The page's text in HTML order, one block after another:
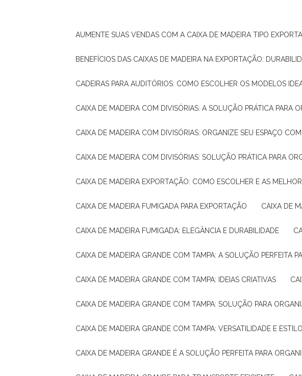
AUMENTE SUAS VENDAS COM A CAIXA DE MADEIRA TIPO
BENEFÍCIOS DAS CAIXAS DE MADEIRA NA EXPORTAÇÃO:
CADEIRAS PARA AUDITÓRIOS: COMO ESCOLHER OS MODELOS
CAIXA DE MADEIRA COM DIVISÓRIAS: A SOLUÇÃO PRÁTICA PARA
CAIXA DE MADEIRA COM DIVISÓRIAS: ORGANIZE SEU ESPAÇO
CAIXA DE MADEIRA COM DIVISÓRIAS: SOLUÇÃO PRÁTICA PARA
CAIXA DE MADEIRA EXPORTAÇÃO: COMO ESCOLHER E AS
CAIXA DE MADEIRA FUMIGADA PARA EXPORTAÇÃO CAIXA DE
CAIXA DE MADEIRA FUMIGADA: ELEGÂNCIA E DURABILIDADE
CAIXA DE MADEIRA GRANDE COM TAMPA: A SOLUÇÃO PERFEITA
CAIXA DE MADEIRA GRANDE COM TAMPA: IDEIAS CRIATIVAS
CAIXA DE MADEIRA GRANDE COM TAMPA: SOLUÇÃO PARA
CAIXA DE MADEIRA GRANDE COM TAMPA: VERSATILIDADE E
CAIXA DE MADEIRA GRANDE É A SOLUÇÃO PERFEITA PARA